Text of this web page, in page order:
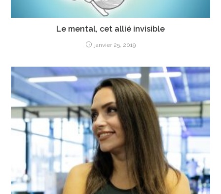
Le mental, cet allié invisible
janvier 25, 2019